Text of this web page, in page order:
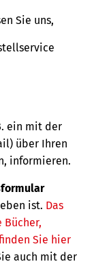
Sie uns,
ein mit der
über Ihren
informieren.
ist. Das
Sie hier
auch mit der